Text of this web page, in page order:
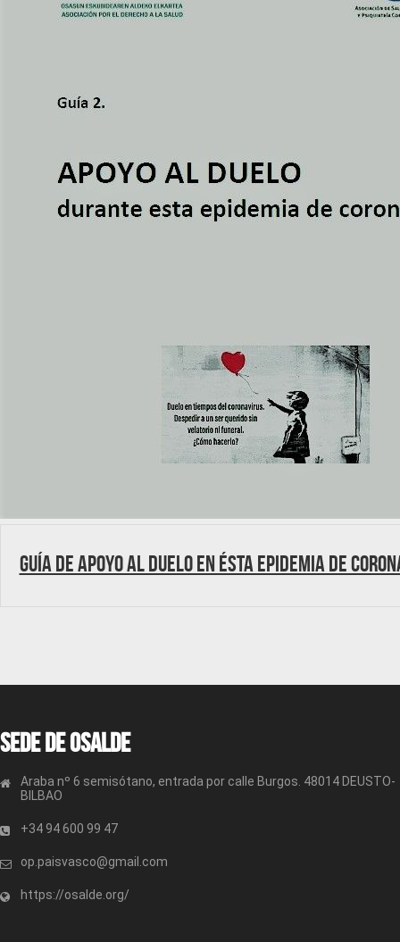
Guía de Apoyo al duelo en ésta epidemia de
Sede de OSALDE
Araba nº 6 semisótano, entrada por calle Burgos. 48014 DEUSTO-
BILBAO
+34 94 600 99 47
op.paisvasco@gmail.com
https://osalde.org/